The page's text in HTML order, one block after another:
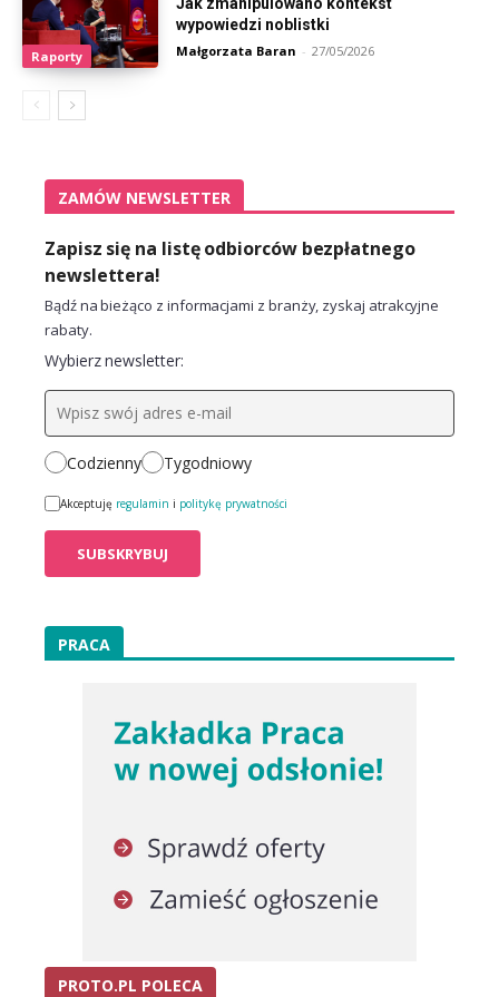
Raporty
wypowiedzi noblistki
Małgorzata Baran - 27/05/2026
ZAMÓW NEWSLETTER
Zapisz się na listę odbiorców bezpłatnego
newslettera!
Bądź na bieżąco z informacjami z branży, zyskaj atrakcyjne
rabaty.
Wybierz newsletter:
Codzienny Tygodniowy
Akceptuję regulamin i politykę prywatności
PRACA
PROTO.PL POLECA